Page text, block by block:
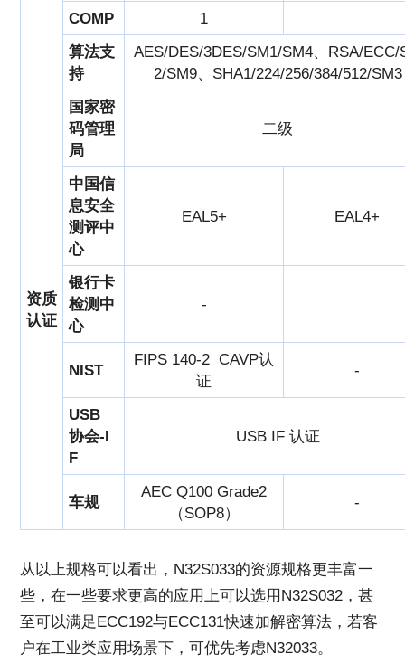
COMP 1
算法支
持
AES/DES/3DES/SM1/SM4、RSA/ECC/
2/SM9、SHA1/224/256/384/512/SM3
资质
认证
国家密
码管理
局
二级
中国信
息安全
测评中
心
EAL5+ EAL4+
银行卡
检测中
心
-
NIST
FIPS 140-2 CAVP认
证
-
USB
协会-I
F
USB IF 认证
车规
AEC Q100 Grade2
（SOP8）
-
从以上规格可以看出，N32S033的资源规格更丰富一
些，在一些要求更高的应用上可以选用N32S032，甚
至可以满足ECC192与ECC131快速加解密算法，若客
户在工业类应用场景下，可优先考虑N32033。